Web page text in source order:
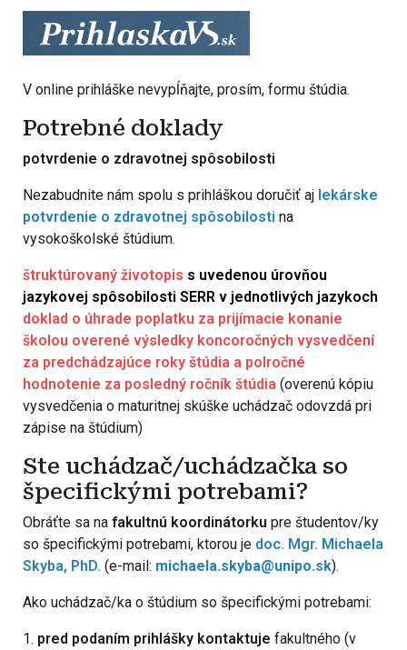
V online prihláške nevypĺňajte, prosím, formu štúdia.
Potrebné doklady
potvrdenie o zdravotnej spôsobilosti
Nezabudnite nám spolu s prihláškou doručiť aj lekárske
potvrdenie o zdravotnej spôsobilosti na
vysokoškolské štúdium.
štruktúrovaný životopis s uvedenou úrovňou
jazykovej spôsobilosti SERR v jednotlivých jazykoch
doklad o úhrade poplatku za prijímacie konanie
školou overené výsledky koncoročných vysvedčení
za predchádzajúce roky štúdia a polročné
hodnotenie za posledný ročník štúdia (overenú kópiu
vysvedčenia o maturitnej skúške uchádzač odovzdá pri
zápise na štúdium)
Ste uchádzač/uchádzačka so
špecifickými potrebami?
Obráťte sa na fakultnú koordinátorku pre študentov/ky
so špecifickými potrebami, ktorou je doc. Mgr. Michaela
Skyba, PhD. (e-mail: michaela.skyba@unipo.sk).
Ako uchádzač/ka o štúdium so špecifickými potrebami:
1. pred podaním prihlášky kontaktuje fakultného (v